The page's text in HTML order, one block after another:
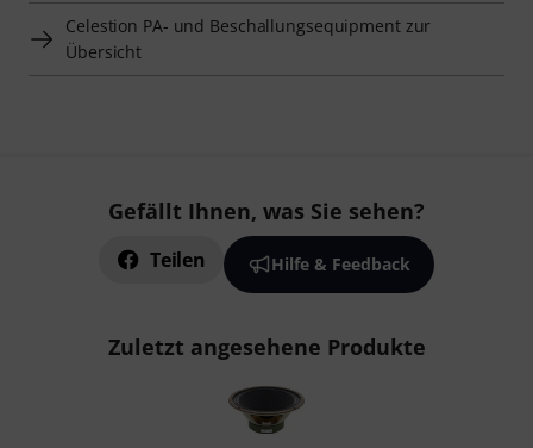
Celestion PA- und Beschallungsequipment zur
Übersicht
Gefällt Ihnen, was Sie sehen?
Teilen Hilfe & Feedback
Zuletzt angesehene Produkte